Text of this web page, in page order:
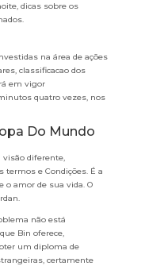
dicas sobre os
na área de ações
classificacao dos
em vigor
quatro vezes, nos
Do Mundo
diferente,
termos e Condições. É a
o amor de sua vida. O
não está
Bin oferece,
um diploma de
certamente